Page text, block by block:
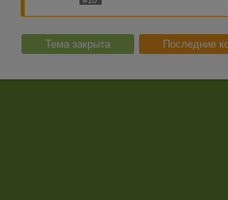
Тема закрыта Последние